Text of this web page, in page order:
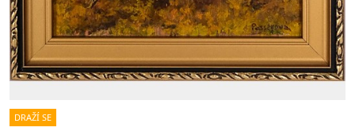
DRAŽÍ SE